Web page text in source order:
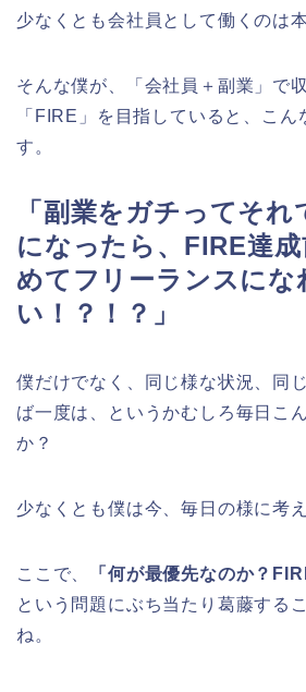
少なくとも会社員として働くのは
そんな僕が、「会社員＋副業」で
「FIRE」を目指していると、こん
す。
「副業をガチってそれ
になったら、FIRE達
めてフリーランスにな
い！？！？」
僕だけでなく、同じ様な状況、同
ば一度は、というかむしろ毎日こ
か？
少なくとも僕は今、毎日の様に考
ここで、
「何が最優先なのか？
という問題にぶち当たり葛藤する
ね。